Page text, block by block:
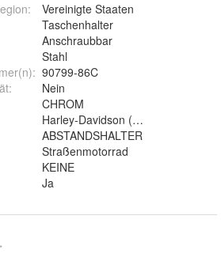
:
Vereinigte Staaten
Taschenhalter
Anschraubbar
Stahl
: 90799-86C
:
Nein
CHROM
Harley-Davidson (Original OE)
ABSTANDSHALTER
Straßenmotorrad
KEINE
Ja
*